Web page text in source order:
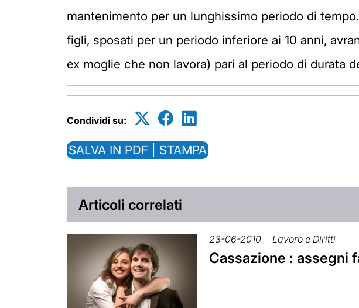
mantenimento per un lunghissimo periodo di
figli, sposati per un periodo inferiore ai 10 anni,
ex moglie che non lavora) pari al periodo di durata
Condividi su:
SALVA IN PDF | STAMPA
Articoli correlati
23-06-2010 Lavoro e Diritti
Cassazione : assegni